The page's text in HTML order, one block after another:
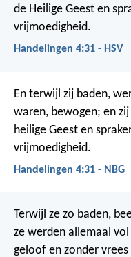
de Heilige Geest en
vrijmoedigheid.
Handelingen 4:31 - HSV
En terwijl zij baden,
waren, bewogen; en
heilige Geest en
vrijmoedigheid.
Handelingen 4:31 - NBG
Terwijl ze zo baden,
ze werden allemaal
geloof en zonder